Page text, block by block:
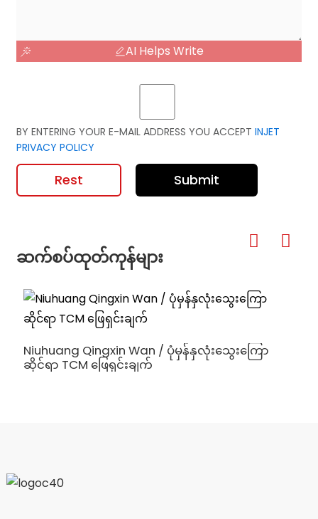
AI Helps Write
BY ENTERING YOUR E-MAIL ADDRESS YOU ACCEPT INJET
PRIVACY POLICY
Rest Submit
ဆက်စပ်ထုတ်ကုန်များ
Niuhuang Qingxin Wan / ပုံမှန်နှလုံးသွေးကြော
ဆိုင်ရာ TCM ဖြေရှင်းချက်